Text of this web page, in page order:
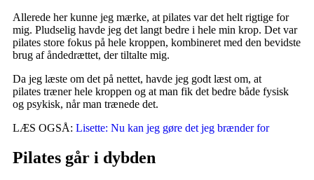
Allerede her kunne jeg mærke, at pilates var det helt rigtige for
mig. Pludselig havde jeg det langt bedre i hele min krop. Det var
pilates store fokus på hele kroppen, kombineret med den bevidste
brug af åndedrættet, der tiltalte mig.
Da jeg læste om det på nettet, havde jeg godt læst om, at
pilates træner hele kroppen og at man fik det bedre både fysisk
og psykisk, når man trænede det.
LÆS OGSÅ: Lisette: Nu kan jeg gøre det jeg brænder for
Pilates går i dybden